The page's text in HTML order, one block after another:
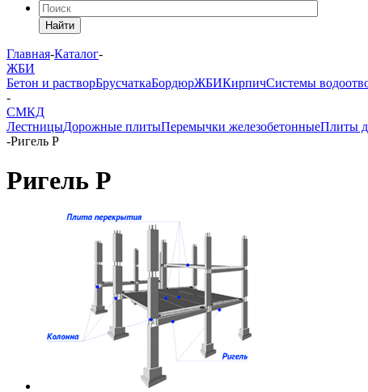
Найти
Главная-Каталог-
ЖБИ
Бетон и растворБрусчаткаБордюрЖБИКирпичСистемы
-
СМКД
ЛестницыДорожные плитыПеремычки железобетонныеПлиты
-Ригель Р
Ригель Р